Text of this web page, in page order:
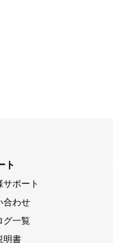
ト
サポート
合わせ
グ一覧
明書